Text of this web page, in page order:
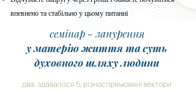
впевнено та стабільно у цьому питанні
семінар - занурення
у матерію життя та суть
духовного шляху людини
два, здавалося б, різноспрямовані вектори